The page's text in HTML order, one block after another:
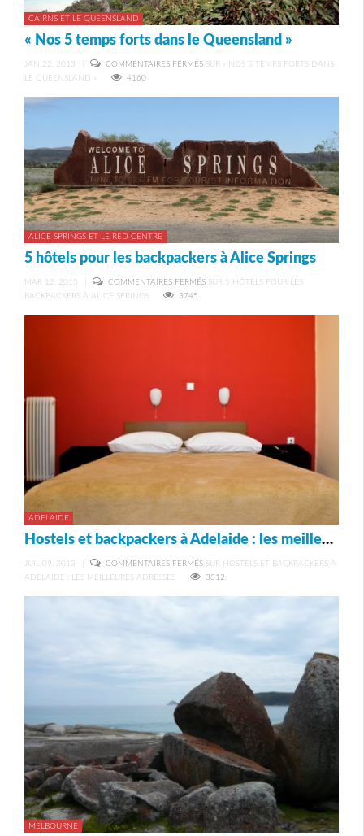
CAIRNS ET LE QUEENSLAND
« Nos 5 temps forts dans le Queensland »
JAN 22, 2013 COMMENTAIRES FERMÉS SUR « NOS 5 TEMPS FORTS DANS
LE QUEENSLAND »
4160
ALICE SPRINGS ET LE RED CENTRE
5 hôtels pour les backpackers à Alice Springs
MAR 12, 2013 COMMENTAIRES FERMÉS SUR 5 HÔTELS POUR LES
BACKPACKERS À ALICE SPRINGS
3745
ADELAIDE
Hostels et backpackers à Adelaide : les meilleures adresses
JUIL 09, 2013 COMMENTAIRES FERMÉS SUR HOSTELS ET BACKPACKERS À
ADELAIDE : LES MEILLEURES ADRESSES
3312
MELBOURNE